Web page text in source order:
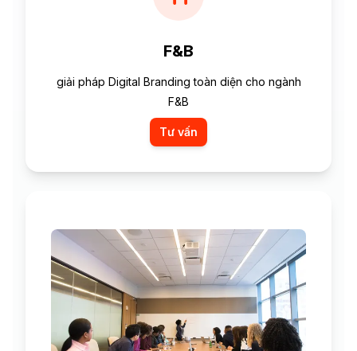
F&B
giải pháp Digital Branding toàn diện cho ngành
F&B
Tư vấn